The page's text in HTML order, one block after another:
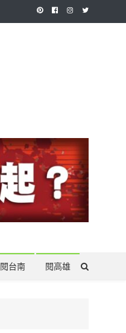
閱台南 閱高雄